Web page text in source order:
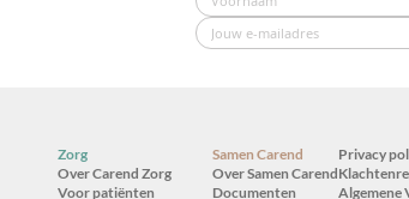
Zorg
Over Carend Zorg
Voor patiënten
Samen Carend
Over Samen Carend
Documenten
Privacy
Algemene